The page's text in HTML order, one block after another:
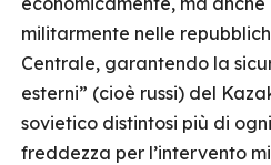
militarmente nelle
Centrale, garantendo la
esterni” (cioè russi) del
sovietico distintosi più di
freddezza per l’intervento